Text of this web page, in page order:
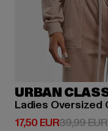
URBAN
Ladies Oversized
17,50 EUR
Derzeitiger Preis:
39,99 EUR